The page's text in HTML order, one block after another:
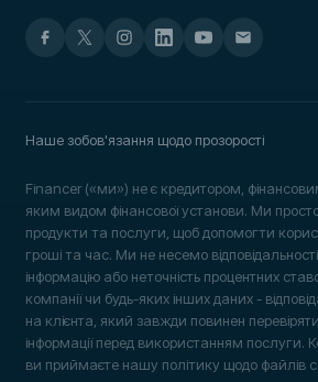
Наше зобов'язання щодо прозорості
Financer («ми») не є кредитором,
яким видом фінансової установи. Ми
продукти та послуги, щоб допомогти
гроші та час. Ми не несемо
інформацію або неточність процентних
компанії чи будь-яких інших даних -
на клієнта, який завжди повинен
інформації перед використанням послуги.
ви приймаєте нашу політику щодо файлів